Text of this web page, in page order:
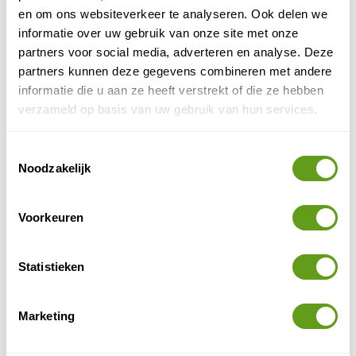
en om ons websiteverkeer te analyseren. Ook delen we
informatie over uw gebruik van onze site met onze
partners voor social media, adverteren en analyse. Deze
partners kunnen deze gegevens combineren met andere
informatie die u aan ze heeft verstrekt of die ze hebben
verzameld op basis van uw gebruik van hun services.
Noodzakelijk
Voorkeuren
Statistieken
Marketing
Individuele reis
Je eigen plan trekken in Moldavië? Hier boek je de
fijnste overnachtingen in Moldavië.
BEKIJK
Moldavië heeft een grote diversiteit aan cultureel
erfgoed. De hoofdstad Chisinau wordt gesierd door
Valea Morilor Park.
De stad heeft veel historische
van Europa met prachtige wijnkelders, en
overgeslagen.